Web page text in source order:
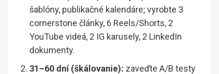
šablóny, publikačné kalendáre; vyrobte 3
cornerstone články, 6 Reels/Shorts, 2
YouTube videá, 2 IG karusely, 2 LinkedIn
dokumenty.
31–60 dní (škálovanie): zaveďte A/B testy